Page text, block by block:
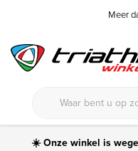
Meer
☀️ Onze winkel is